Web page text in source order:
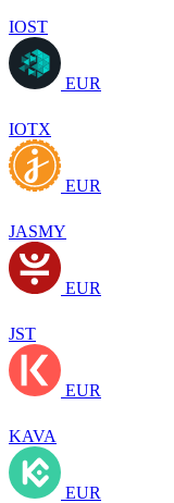
IOST
EUR
IOTX
EUR
JASMY
EUR
JST
EUR
KAVA
EUR